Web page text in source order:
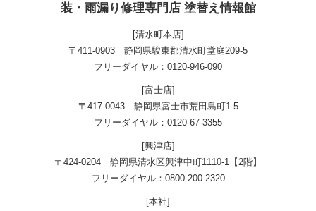
装・雨漏り修理専門店 塗替え情報館
[清水町本店]
〒411-0903 静岡県駿東郡清水町堂庭209-5
フリーダイヤル：0120-946-090
[富士店]
〒417-0043 静岡県富士市荒田島町1-5
フリーダイヤル：0120-67-3355
[興津店]
〒424-0204 静岡県清水区興津中町1110-1【2階】
フリーダイヤル：0800-200-2320
[本社]